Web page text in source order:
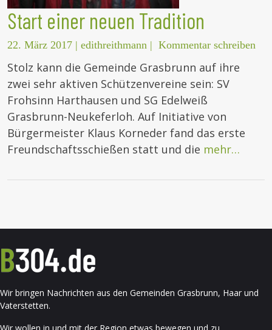
Start einer neuen Tradition
22. März 2017 | edithreithmann | Kommentar schreiben
Stolz kann die Gemeinde Grasbrunn auf ihre
zwei sehr aktiven Schützenvereine sein: SV
Frohsinn Harthausen und SG Edelweiß
Grasbrunn-Neukeferloh. Auf Initiative von
Bürgermeister Klaus Korneder fand das erste
Freundschaftsschießen statt und die mehr…
Wir bringen Nachrichten aus den Gemeinden Grasbrunn, Haar und
Vaterstetten.